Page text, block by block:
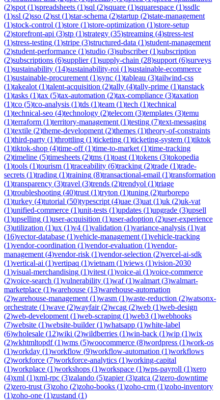
(2)spot (1)spreadsheets (1)sql (2)square (1)squarespace (1)ssdlc
(1)ssl (2)sso (2)sst (1)star-schema (2)startup (2)state-management
(1)stock-control (1)store (1)store-optimization (1)store-setup
(2)storefront-api (3)stp (1)strategy (35)streaming (4)stress-test
(1)stress-testing (1)stripe (3)structured-data (1)student-management
(2)student-performance (1)studio (3)subscriber(1)subscription
(2)subscriptions (6)supplier(1)supply-chain (28)support (6)surveys
(1)sustainability (14)sustainability-roi (1)sustainable-ecommerce
(1)sustainable-procurement (1)sync (1)tableau (3)tailwind-css
(1)takealot (1)talent-acquisition (2)tally (4)tally-prime (1)tanstack
(1)tasks (1)tax (5)tax-automation (2)tax-compliance (3)taxation
(1)tco (5)tco-analysis (1)tds (1)team (1)tech (1)technical
(1)technical-seo (4)technology (2)telecom (3)templates (3)temu
(1)terraform (1)territory-management (1)testing (7)text-messaging
(1)textile (2)theme-development (2)themes (1)theory-of-constraints
(1)third-party (1)throttling (1)ticketing (1)ticketing-system (1)tiktok
(1)tiktok-shop (4)time-off(1)time-to-market (1)time-tracking
(2)timeline (5)timesheets (2)tms (1)toast (1)tokens (3)tokopedia
(1)tools (1)tourism (1)traceability (6)tracking (2)trade (1)trade-
secrets (1)trading (1)training (8)transactional-email (1)transformation
(1)transparency (3)travel (3)trends (2)trendyol (1)triage
(1)troubleshooting (40)trust (1)tryton (1)tuning (2)turborepo
(1)turkey (4)tutorial (50)typescript (4)uae (3)uat (1)uk (2)uk-vat
(1)unified-commerce (1)unit-tests (1)updates (1)upgrade (3)upsell
(1)upselling (1)user-acquisition (1)user-adoption (2)user-experience
(3)utilization (1)ux (1)v4 (1)validation (1)variance-analysis (1)vat
(16)vector-database (1)vehicle-management (1)vehicle-tracking
(1)vendor-coordination (1)vendor-evaluation (1)vendor-
management (4)vendor-risk (1)vendor-selection (2)vercel-ai-sdk
(1)vertical-ai (1)vertipaq (1)vietnam (1)views (1)vision-2030
(1)visual-merchandising (1)vitest (1)voice-ai (1)voice-commerce
(2)voice-search (1)vulnerability (1)waf(1)walmart (3)walmart-
marketplace (1)warehouse (13)warehouse-automation
(2)warehouse-management (1)wasm (1)waste-reduction (2)watsonx-
orchestrate (1)wave (2)wayfair(2)wcag (2)web (1)web-design
(2)web-development (1)web-scraping (1)web3 (1)webhooks
(7)website (1)website-builder(1)whatsapp (1)white-label
(6)wholesale (12)wiki (2)wildberries (1)win-back (1)wip (1)wix
(2)wkhtmltopdf(1)wms (5)woocommerce (8)wordpress (1)work-os
(1)workday (1)workflow (9)workflow-automation (1)workflows
(2)workforce (7)workforce-analytics (1)working-capital
(1)workplace (1)workshops (1)workspace (1)wps-payroll (1)xero
(4)xml (1)xml-rpc (3)zalando (5)zapier(3)zatca (2)zero-downtime
(2)zero-trust (3)zoho (2)zoho-books (1)zoho-crm (1)zoho-inventory
(1)zoho-one (1)zustand (1)